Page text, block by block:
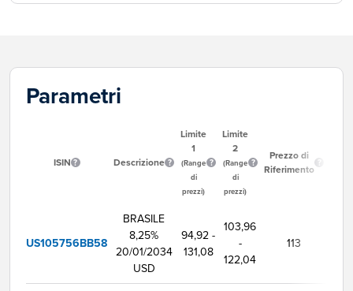
Parametri
ISIN Descrizione
Limite
1
(Range
di
prezzi)
Limite
2
(Range
di
prezzi)
Prezzo di
Riferimento
US105756BB58
BRASILE
8,25%
20/01/2034
USD
94,92 -
131,08
103,96
-
122,04
113